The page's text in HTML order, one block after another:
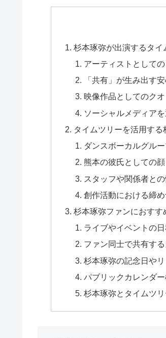
杉本琢弥が出演するタ
アーティストとして
「共有」が生み出す
映像作品としてのク
ソーシャルメディア
タイムツリーを活用す
ダンスボーカルグル
熊本の彼氏としての
スタッフや関係者と
創作活動における締
杉本琢弥ファンにおす
ライブやイベントの
ファン同士で共有す
杉本琢弥の記念日や
パブリックカレンダ
杉本琢弥とタイムツ